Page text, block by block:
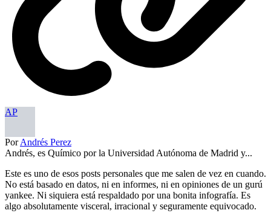
AP
PorAndrés Perez
Andrés, es Químico por la Universidad Autónoma de Madrid y...
Este es uno de esos posts personales que me salen de vez en cuando.
No está basado en datos, ni en informes, ni en opiniones de un gurú
yankee. Ni siquiera está respaldado por una bonita infografía. Es
algo absolutamente visceral, irracional y seguramente equivocado.